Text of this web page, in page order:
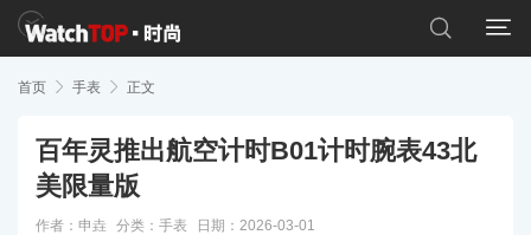


首页  手表  正文
百年灵推出航空计时B01计时腕表43北
美限量版
作者：申垚 分类： 手表 日期：2026-03-01